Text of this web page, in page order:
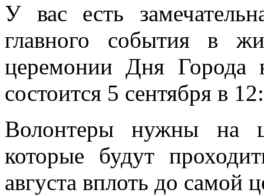
У вас есть
главного события в
церемонии Дня Города
состоится 5 сентября в
Волонтеры нужны на
которые будут
августа вплоть до самой